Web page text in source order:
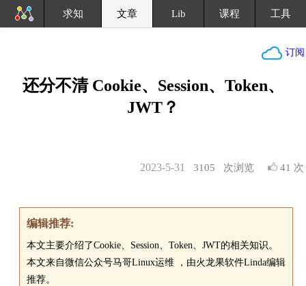
求知 文章 Lib 课程 工具
订阅
还分不清 Cookie、Session、Token、
JWT？
3105 次浏览 41 次
2023-5-31
编辑推荐:
本文主要介绍了Cookie、Session、Token、JWT的相关知识。
本文来自微信公众号马哥Linux运维 ，由火龙果软件Linda编辑
推荐。